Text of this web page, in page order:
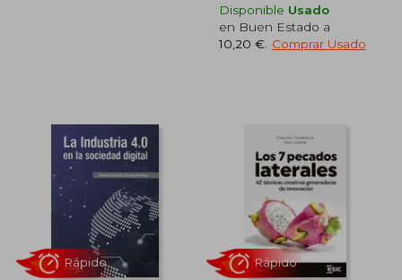
5%
dcto. 23,75 €
5%
dcto.
Disponible Usado
en Buen Estado a
10,20 € Comprar Usado